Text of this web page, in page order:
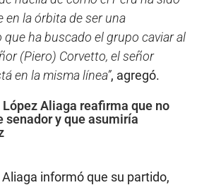
la órbita de ser una
que ha buscado el grupo caviar al
(Piero) Corvetto, el señor
en la misma línea”, agregó.
López Aliaga reafirma que no
senador y que asumiría
informó que su partido,